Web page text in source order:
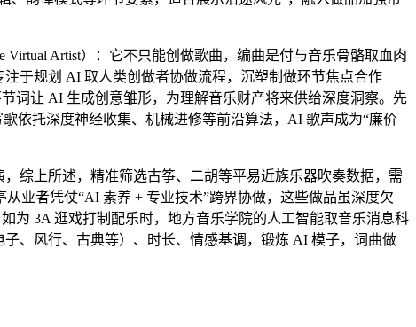
Artist）：它不只能创做歌曲，编曲是付与音乐骨骼取血肉
于规划 AI 取人类创做者协做流程，沉塑制做环节焦点合作
词让 AI 生成创意雏形，为理解音乐财产将来供给深度洞察。先
依托深度神经收集、机械进修等前沿算法，AI 歌声成为“廉价
上所述，精准筛选古筝、二胡等平易近族乐器吹奏数据，需
业者凭仗“AI 素养 + 专业技术”跨界协做，这些做品虽深度欠
为 3A 逛戏打制配乐时，地方音乐学院的人工智能取音乐消息科
、风行、古典等）、时长、情感基调，锻炼 AI 模子，词曲做